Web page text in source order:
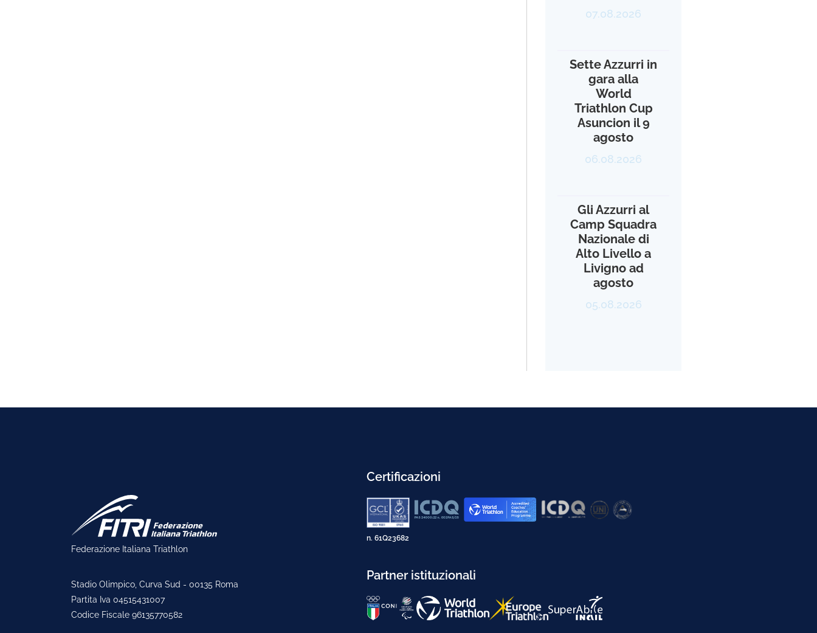
07.08.2026
Sette Azzurri in
gara alla
World
Triathlon Cup
Asuncion il 9
agosto
06.08.2026
Gli Azzurri al
Camp Squadra
Nazionale di
Alto Livello a
Livigno ad
agosto
05.08.2026
Federazione Italiana Triathlon
Stadio Olimpico, Curva Sud - 00135 Roma
Partita Iva 04515431007
Codice Fiscale 96135770582
Certificazioni
n. 61Q23682
Partner istituzionali